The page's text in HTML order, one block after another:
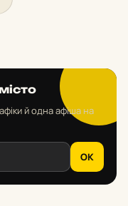
й одна афіша на
OK